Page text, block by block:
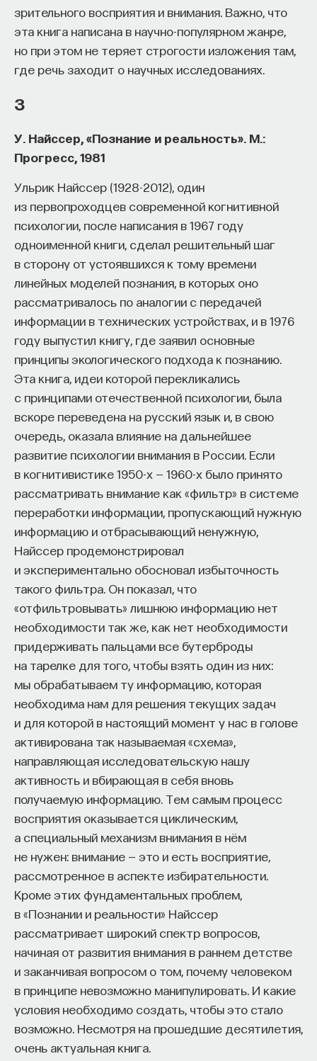
зрительного восприятия и внимания. Важно, что
эта книга написана в научно-популярном жанре,
но при этом не теряет строгости изложения там,
где речь заходит о научных исследованиях.
3
У. Найссер, «Познание и реальность». М.:
Прогресс, 1981
Ульрик Найссер (1928-2012), один
из первопроходцев современной когнитивной
психологии, после написания в 1967 году
одноименной книги, сделал решительный шаг
в сторону от устоявшихся к тому времени
линейных моделей познания, в которых оно
рассматривалось по аналогии с передачей
информации в технических устройствах, и в 1976
году выпустил книгу, где заявил основные
принципы экологического подхода к познанию.
Эта книга, идеи которой перекликались
с принципами отечественной психологии, была
вскоре переведена на русский язык и, в свою
очередь, оказала влияние на дальнейшее
развитие психологии внимания в России. Если
в когнитивистике 1950-х — 1960-х было принято
рассматривать внимание как «фильтр» в системе
переработки информации, пропускающий нужную
информацию и отбрасывающий ненужную,
Найссер продемонстрировал
и экспериментально обосновал избыточность
такого фильтра. Он показал, что
«отфильтровывать» лишнюю информацию нет
необходимости так же, как нет необходимости
придерживать пальцами все бутерброды
на тарелке для того, чтобы взять один из них:
мы обрабатываем ту информацию, которая
необходима нам для решения текущих задач
и для которой в настоящий момент у нас в голове
активирована так называемая «схема»,
направляющая исследовательскую нашу
активность и вбирающая в себя вновь
получаемую информацию. Тем самым процесс
восприятия оказывается циклическим,
а специальный механизм внимания в нём
не нужен: внимание — это и есть восприятие,
рассмотренное в аспекте избирательности.
Кроме этих фундаментальных проблем,
в «Познании и реальности» Найссер
рассматривает широкий спектр вопросов,
начиная от развития внимания в раннем детстве
и заканчивая вопросом о том, почему человеком
в принципе невозможно манипулировать. И какие
условия необходимо создать, чтобы это стало
возможно. Несмотря на прошедшие десятилетия,
очень актуальная книга.
ПАРТНЁР ПРОЕКТА
Что такое партнёрский материал?
Внеси свой вклад в дело
просвещения!
способность воспринимать свет только тем
способом, который лучше всего подходит для
представителей нашего вида. Но при этом далеко
не все заранее сформированные убеждения
отвечают за основные функции; на самом деле
не только на лягушек. У нас еще много общего
с индюками.
Индюки рождаются с эндогенным рефлексом
защиты, который включается, когда сетчатка
глаза замечает силуэт хищной птицы. При этом
у них может не быть предыдущего визуального
опыта. В 1950-е годы был проведен любопытный
эксперимент[1]Wolfgang Schleidt et al., “The
Hawk/Goose Story: The Classical Ethological
Experiments of Lorenz and Tinbergen, Revisited, ”
Journal of Comparative Psychology 125 (2011): 121–
133. — Прим. науч. ред., в ходе которого изучали
реакции молодых индеек, вызванные страхом. Так
вот, они всегда знали, кто перед ними: силуэт
хищной птицы провоцировал страх, а силуэт
утки — нет.
Точно так же недавнее исследование показало,
что боязнь змей у людей врожденная, это наше
условное убеждение из прошлого,
унаследованное от самых далеких предков. Оно
когда-то помогло выжить, выручает и сейчас.
Vanessa LoBue and Judy S.
DeLoache, “Detecting the Snake in the Grass:
Attention to Fear Relevant Stimuli by Adults and
Young Children, ” Psychological Science 19 (2008):
, который проводился
в Виргинском университете, ученые измерили
скорость реакции дошкольников и взрослых
на различные визуальные раздражители. Все
участники быстрее демонстрировали
ведь человек— не tabula rasa, то есть не «чистая
Теория о чистой доске входит в контент
многовекового спора о том, каким образом
человек становится тем, кто он есть,
и оказывается там, куда его приводит жизнь.
Все — от философов и ученых до политиков —
спорят на эту тему, поскольку она определяет
основные этические аспекты, связанные
с проблемой равенства в обществе. Кто мы —
продукты воспитания или природы? Приходим
в этот мир уже личностью с заложенной
физической конституцией или нас формируют
обстоятельства и накопленный опыт? Если бы
мы знали ответ на этот вопрос, думаю, могли бы